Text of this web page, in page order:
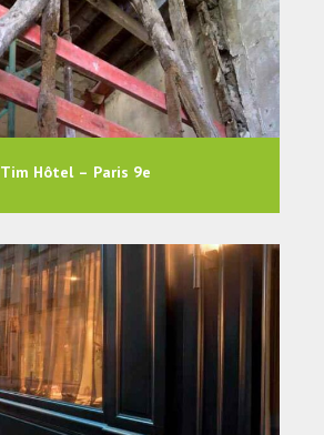
Tim Hôtel – Paris 9e